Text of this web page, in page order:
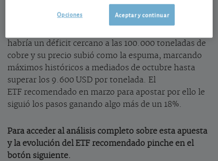
cierre de muchas minas y, con ellas, una reducción
de la producción y de las reservas de cobre. Antes del
habría un déficit cercano a las 100.000 toneladas de
cobre y su precio subió como la espuma, marcando
máximos históricos a mediados de octubre hasta
superar los 9.600 USD por tonelada. El
ETF recomendado en marzo para apostar por ello le
siguió los pasos ganando algo más de un 18%.
Para acceder al análisis completo sobre esta apuesta
y la evolución del ETF recomendado pinche en el
botón siguiente.
Aceptar y continuar
Opciones